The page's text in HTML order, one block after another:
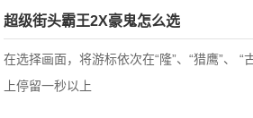
超级街头霸王2X豪鬼怎么选
在选择画面，将游标依次在“隆”、“猎鹰”、 “
上停留一秒以上